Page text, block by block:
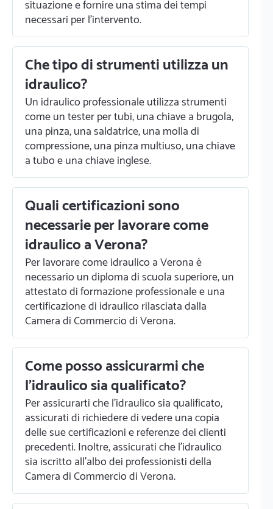
situazione e fornire una stima dei tempi
necessari per l'intervento.
Che tipo di strumenti utilizza un
idraulico?
Un idraulico professionale utilizza strumenti
come un tester per tubi, una chiave a brugola,
una pinza, una saldatrice, una molla di
compressione, una pinza multiuso, una chiave
a tubo e una chiave inglese.
Quali certificazioni sono
necessarie per lavorare come
idraulico a Verona?
Per lavorare come idraulico a Verona è
necessario un diploma di scuola superiore, un
attestato di formazione professionale e una
certificazione di idraulico rilasciata dalla
Camera di Commercio di Verona.
Come posso assicurarmi che
l'idraulico sia qualificato?
Per assicurarti che l'idraulico sia qualificato,
assicurati di richiedere di vedere una copia
delle sue certificazioni e referenze dei clienti
precedenti. Inoltre, assicurati che l'idraulico
sia iscritto all'albo dei professionisti della
Camera di Commercio di Verona.